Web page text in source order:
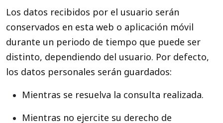
Los datos recibidos por el usuario serán
conservados en esta web o aplicación móvil
durante un periodo de tiempo que puede ser
distinto, dependiendo del usuario. Por defecto,
los datos personales serán guardados:
Mientras se resuelva la consulta realizada.
Mientras no ejercite su derecho de